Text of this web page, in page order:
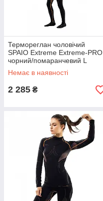
Термореглан чоловічий
SPAIO Extreme Extreme-PRO
чорний/помаранчевий L
(5901282478486)
Немає в наявності
2 285 ₴